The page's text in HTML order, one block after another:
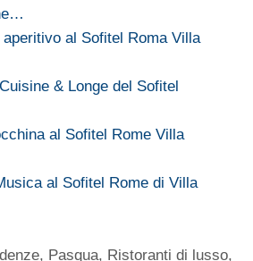
aperitivo al Sofitel Roma Villa
& Longe del Sofitel
al Sofitel Rome Villa
al Sofitel Rome di Villa
, Pasqua, Ristoranti di lusso,